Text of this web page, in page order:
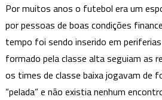
Por muitos anos o futebol era um
por pessoas de boas condições
tempo foi sendo inserido em
formado pela classe alta seguiam as
os times de classe baixa jogavam de
“pelada” e não existia nenhum